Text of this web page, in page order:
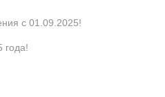
с 01.09.2025!
года!